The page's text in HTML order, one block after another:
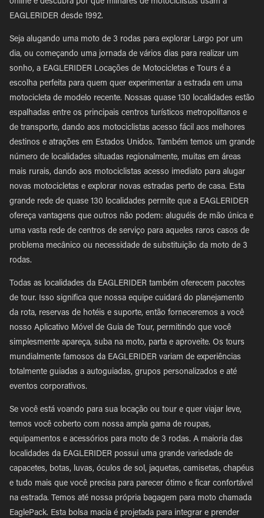
online e descubra por que milhares de motociclistas usam a
EAGLERIDER desde 1992.
Seja alugando uma moto de 3 rodas para explorar Largo por um
dia, ou começando uma jornada de vários dias para realizar um
sonho, a EAGLERIDER Locações de Motocicletas e Tours é a
escolha perfeita para quem quer experimentar a estrada em uma
motocicleta de modelo recente. Nossas quase 130 localidades estão
espalhadas entre os principais centros turísticos metropolitanos e
de transporte, dando aos motociclistas acesso fácil aos melhores
destinos e atrações em Estados Unidos. Também temos um grande
número de localidades situadas regionalmente, muitas em áreas
mais rurais, dando aos motociclistas acesso imediato para alugar
novas motocicletas e explorar novas estradas perto de casa. Esta
grande rede de quase 130 localidades permite que a EAGLERIDER
ofereça vantagens que outros não podem: aluguéis de mão única e
uma vasta rede de centros de serviço para aqueles raros casos de
problema mecânico ou necessidade de substituição da moto de 3
rodas.
Todas as localidades da EAGLERIDER também oferecem pacotes
de tour. Isso significa que nossa equipe cuidará do planejamento
da rota, reservas de hotéis e suporte, então forneceremos a você
nosso Aplicativo Móvel de Guia de Tour, permitindo que você
simplesmente apareça, suba na moto, parta e aproveite. Os tours
mundialmente famosos da EAGLERIDER variam de experiências
totalmente guiadas a autoguiadas, grupos personalizados e até
eventos corporativos.
Se você está voando para sua locação ou tour e quer viajar leve,
temos você coberto com nossa ampla gama de roupas,
equipamentos e acessórios para moto de 3 rodas. A maioria das
localidades da EAGLERIDER possui uma grande variedade de
capacetes, botas, luvas, óculos de sol, jaquetas, camisetas, chapéus
e tudo mais que você precisa para parecer ótimo e ficar confortável
na estrada. Temos até nossa própria bagagem para moto chamada
EaglePack. Esta bolsa macia é projetada para integrar e prender